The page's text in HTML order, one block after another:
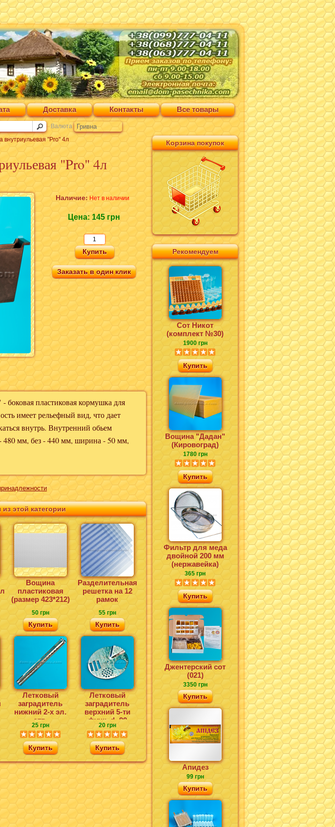
Валюта Гривна
Доставка Контакты Все товары
Корзина покупок
Рекомендуем
Сот Никот
(комплект №30)
1900 грн
Купить
Вощина "Дадан"
(Кировоград)
1780 грн
Купить
Фильтр для меда
двойной 200 мм
(нержавейка)
365 грн
Купить
Джентерский сот
(021)
3350 грн
Купить
Апидез
99 грн
Купить
внутриульевая "Pro" 4л
"Pro" 4л
Наличие: Нет в наличии
Цена: 145 грн
Заказать в один клик
пластиковая кормушка для
имеет рельефный вид, что дает
внутрь. Внутренний обьем
мм, без - 440 мм, ширина - 50 мм,
этой категории
Вощина
пластиковая
(размер 423*212)
50 грн
Купить
Разделительная
решетка на 12
рамок
55 грн
Купить
Летковый
заградитель
нижний 2-х эл.
отв.
25 грн
Купить
Летковый
заградитель
верхний 5-ти
функ. d=90
20 грн
Купить